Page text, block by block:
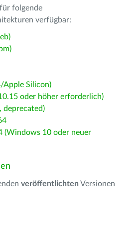
folgende
verfügbar:
Apple Silicon)
oder höher erforderlich)
deprecated)
(Windows 10 oder neuer
veröffentlichten Versionen